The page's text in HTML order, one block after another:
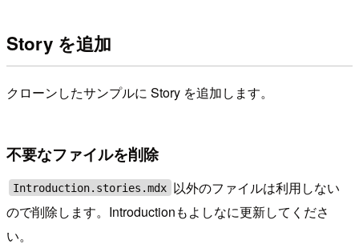
Story を追加
クローンしたサンプルに Story を追加します。
不要なファイルを削除
Introduction.stories.mdx 以外のファイルは利用しない
ので削除します。Introductionもよしなに更新してくださ
い。